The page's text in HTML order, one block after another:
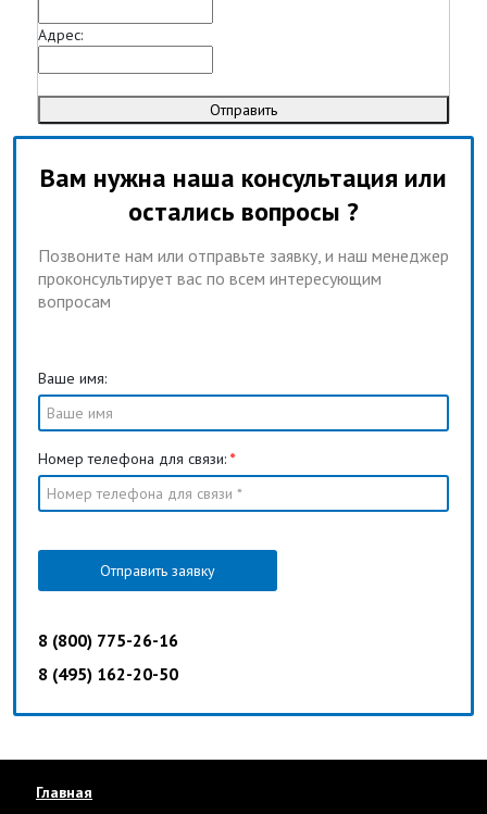
Адрес:
Отправить
Вам нужна наша консультация или
остались вопросы ?
Позвоните нам или отправьте заявку, и наш менеджер
проконсультирует вас по всем интересующим
вопросам
Ваше имя:
Номер телефона для связи: *
Отправить заявку
8 (800) 775-26-16
8 (495) 162-20-50
Главная